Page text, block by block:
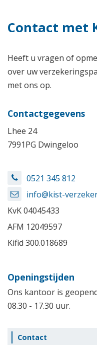
Contact met
Heeft u vragen of
over uw
met ons op.
Contactgegevens
Lhee 24
7991PG Dwingeloo
0521 345 812
info@kist-
KvK04045433
AFM 12049597
Kifid 300.018689
Openingstijden
Ons kantoor is
08.30 - 17.30 uur.
Contact